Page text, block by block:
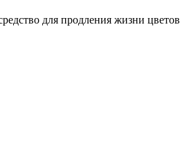
для продления жизни цветов